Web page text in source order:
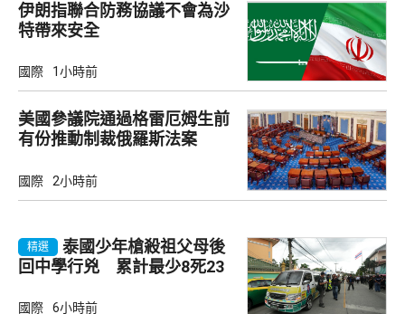
伊朗指聯合防務協議不會為沙
特帶來安全
國際 1小時前
美國參議院通過格雷厄姆生前
有份推動制裁俄羅斯法案
國際 2小時前
精選
泰國少年槍殺祖父母後
回中學行兇 累計最少8死23
國際 6小時前